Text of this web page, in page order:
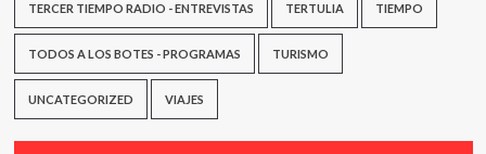
TERCER TIEMPO RADIO - ENTREVISTAS TERTULIA TIEMPO
TODOS A LOS BOTES - PROGRAMAS TURISMO
UNCATEGORIZED VIAJES